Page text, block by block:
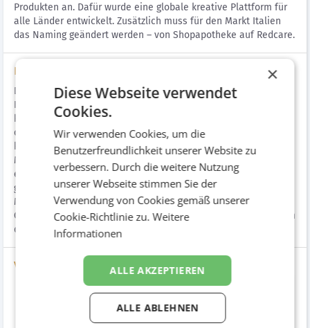
Produkten an. Dafür wurde eine globale kreative Plattform für
alle Länder entwickelt. Zusätzlich muss für den Markt Italien
das Naming geändert werden – von Shopapotheke auf Redcare.
Lösung
Die Multi-Channel-Imagekampagne unter dem neuen
Kampagnendach wurde in Italien gelauncht. Sie wurde so
konzipiert, dass sie je nach Markt feinjustiert werden kann,
ohne die Idee oder gar die Marke zu verwässern. Dazu
konzentrieren sich die Werbemittel auf die Bedürfnisse der
Menschen. Seit September 2022 wurde in TV-Spots und mit
einer Plakatkampagne in Italien Awareness für Redcare
generiert. Hauptfokus lag auf VOD, Displaybannern und Social
Media, die Redcare als verlässlichen, günstigen Partner für
Gesundheit und Wellbeing etablierten und die Konsumentinnen
direkt in die Onlineapotheke verlinkt.
Videos
×
Diese Webseite verwendet
Cookies.
Wir verwenden Cookies, um die
Benutzerfreundlichkeit unserer Website zu
verbessern. Durch die weitere Nutzung
unserer Webseite stimmen Sie der
Verwendung von Cookies gemäß unserer
Cookie-Richtlinie zu.Weitere
Informationen
ALLE AKZEPTIEREN
ALLE ABLEHNEN